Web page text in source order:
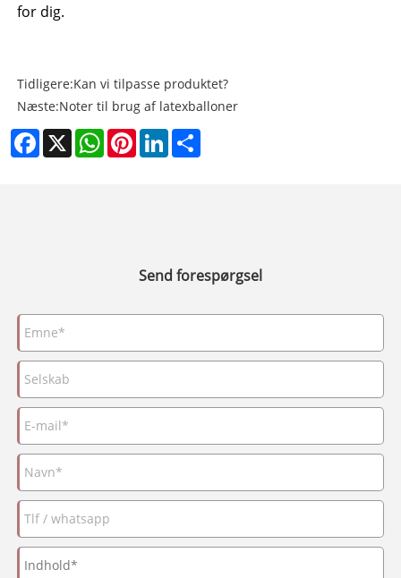
for dig.
Tidligere:Kan vi tilpasse produktet?
Næste:Noter til brug af latexballoner
Facebook
X WhatsAppPinterestLinkedIn
Send forespørgsel